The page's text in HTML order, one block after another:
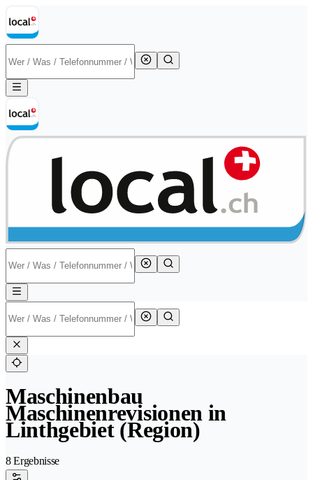
Maschinenbau
Maschinenrevisionen in
Linthgebiet (Region)
8 Ergebnisse